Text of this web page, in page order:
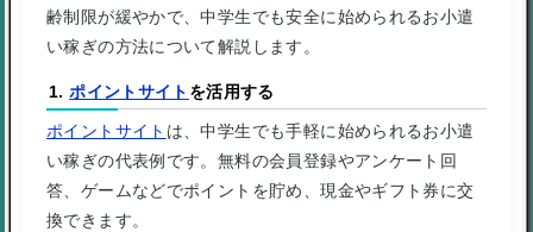
齢制限が緩やかで、中学生でも安全に始められるお小遣
い稼ぎの方法について解説します。
1.ポイントサイト を活用する
ポイントサイト は、中学生でも手軽に始められるお小遣
い稼ぎの代表例です。無料の会員登録やアンケート回
答、ゲームなどでポイントを貯め、現金やギフト券に交
換できます。